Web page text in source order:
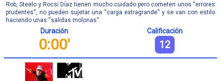
Rob, Steelo y Rocsi Díaz tienen mucho cuidado pero cometen unos ''errores
prudentes'', no pueden sujetar una ''carga extragrande'' y se van con estilo
haciendo unas ''salidas molonas''.
Duración
0:00'
Calificación
12